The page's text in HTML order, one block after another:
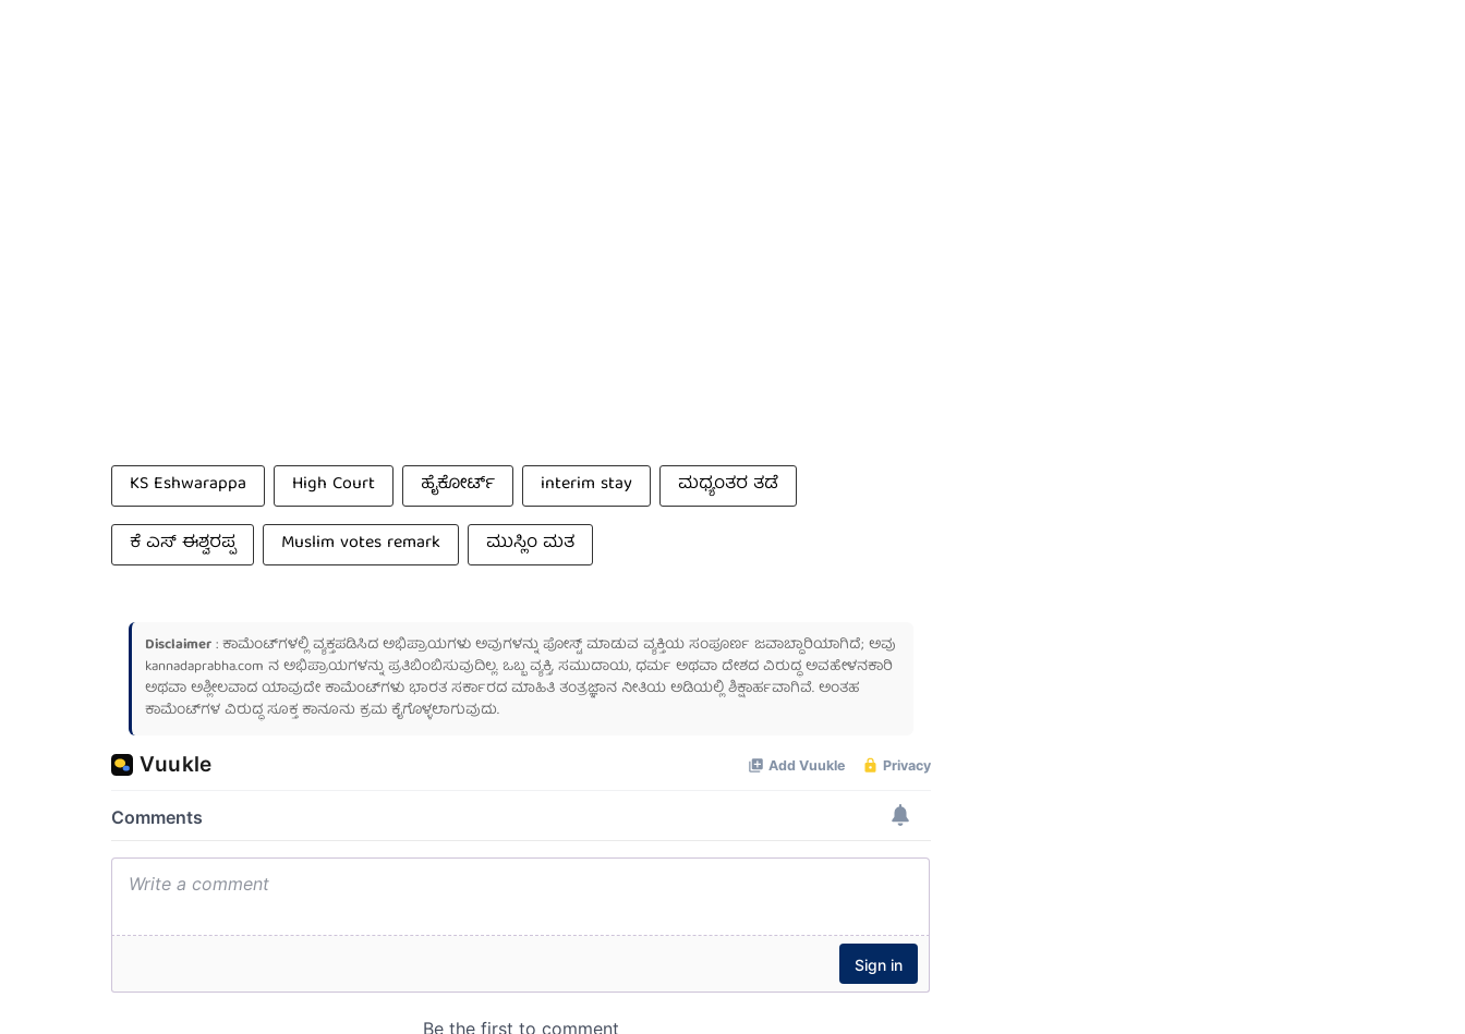
KS Eshwarappa High Court ಹೈಕೋರ್ಟ್ interim stay
ಮಧ್ಯಂತರ ತಡೆ
ಕೆ ಎಸ್ ಈಶ್ವರಪ್ಪ
Muslim votes remark ಮುಸ್ಲಿಂ ಮತ
Disclaimer: ಕಾಮೆಂಟ್‌ಗಳಲ್ಲಿ ವ್ಯಕ್ತಪಡಿಸಿದ ಅಭಿಪ್ರಾಯಗಳು ಅವುಗಳನ್ನು ಪೋಸ್ಟ್ ಮಾಡುವ ವ್ಯಕ್ತಿಯ ಸಂಪೂರ್ಣ ಜವಾಬ್ದಾರಿಯಾಗಿದೆ; ಅವು
kannadaprabha.com ನ ಅಭಿಪ್ರಾಯಗಳನ್ನು ಪ್ರತಿಬಿಂಬಿಸುವುದಿಲ್ಲ. ಒಬ್ಬ ವ್ಯಕ್ತಿ, ಸಮುದಾಯ, ಧರ್ಮ ಅಥವಾ ದೇಶದ ವಿರುದ್ಧ ಅವಹೇಳನಕಾರಿ
ಅಥವಾ ಅಶ್ಲೀಲವಾದ ಯಾವುದೇ ಕಾಮೆಂಟ್‌ಗಳು ಭಾರತ ಸರ್ಕಾರದ ಮಾಹಿತಿ ತಂತ್ರಜ್ಞಾನ ನೀತಿಯ ಅಡಿಯಲ್ಲಿ ಶಿಕ್ಷಾರ್ಹವಾಗಿವೆ. ಅಂತಹ
ಕಾಮೆಂಟ್‌ಗಳ ವಿರುದ್ಧ ಸೂಕ್ತ ಕಾನೂನು ಕ್ರಮ ಕೈಗೊಳ್ಳಲಾಗುವುದು.